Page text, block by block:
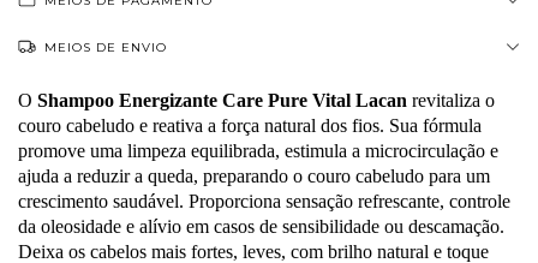
MEIOS DE ENVIO
O Shampoo Energizante Care Pure Vital Lacan revitaliza o
couro cabeludo e reativa a força natural dos fios. Sua fórmula
promove uma limpeza equilibrada, estimula a microcirculação e
ajuda a reduzir a queda, preparando o couro cabeludo para um
crescimento saudável. Proporciona sensação refrescante, controle
da oleosidade e alívio em casos de sensibilidade ou descamação.
Deixa os cabelos mais fortes, leves, com brilho natural e toque